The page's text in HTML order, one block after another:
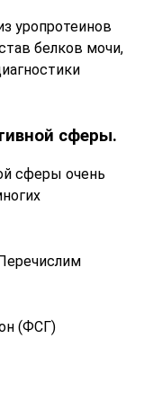
уропротеинов
белков мочи,
сферы.
сферы очень
(ФСГ)